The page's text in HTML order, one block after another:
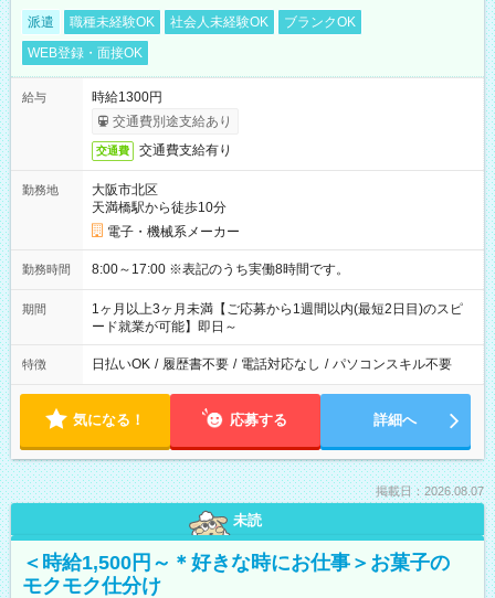
派遣 職種未経験OK 社会人未経験OK
ブランクOK
WEB登録・面接OK
給与
時給1300円
交通費別途支給あり
交通費 交通費支給有り
勤務地
大阪市北区
天満橋駅から徒歩10分
電子・機械系メーカー
勤務時間 8:00～17:00 ※表記のうち実働8時間です。
期間
1ヶ月以上3ヶ月未満【ご応募から1週間以内(最短2日目)のスピ
ード就業が可能】即日～
特徴 日払いOK / 履歴書不要 / 電話対応なし / パソコンスキル不要
気になる！ 応募する 詳細へ
掲載日：2026.08.07
未読
＜時給1,500円～＊好きな時にお仕事＞お菓子の
モクモク仕分け